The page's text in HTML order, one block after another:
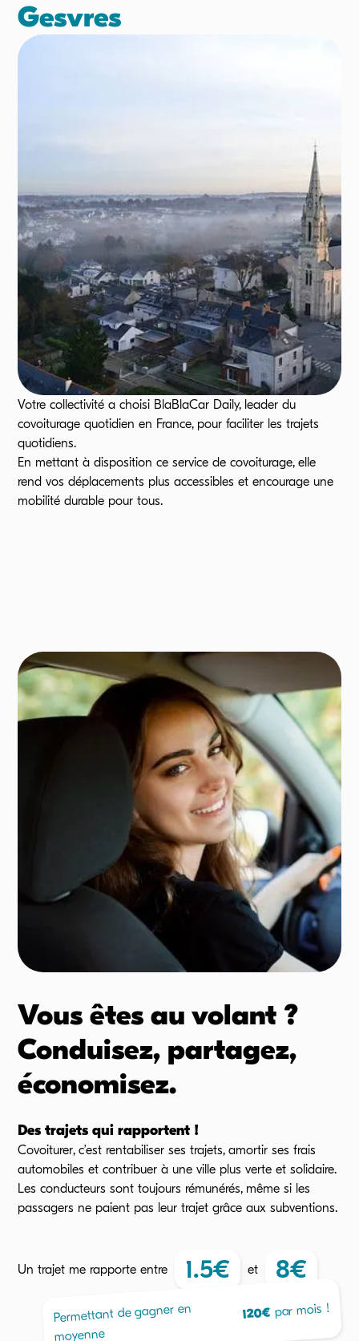
Gesvres
Votre collectivité a choisi BlaBlaCar Daily, leader du
covoiturage quotidien en France, pour faciliter les trajets
quotidiens.
En mettant à disposition ce service de covoiturage, elle
rend vos déplacements plus accessibles et encourage une
mobilité durable pour tous.
Vous êtes au volant ?
Conduisez, partagez,
économisez.
Des trajets qui rapportent !
Covoiturer, c’est rentabiliser ses trajets, amortir ses frais
automobiles et contribuer à une ville plus verte et solidaire.
Les conducteurs sont toujours rémunérés, même si les
passagers ne paient pas leur trajet grâce aux subventions.
Un trajet me rapporteentre 1.5€ et 8€
Permettant de gagner en
moyenne
120€par mois !